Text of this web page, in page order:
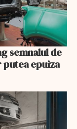
semnalul de
epuiza